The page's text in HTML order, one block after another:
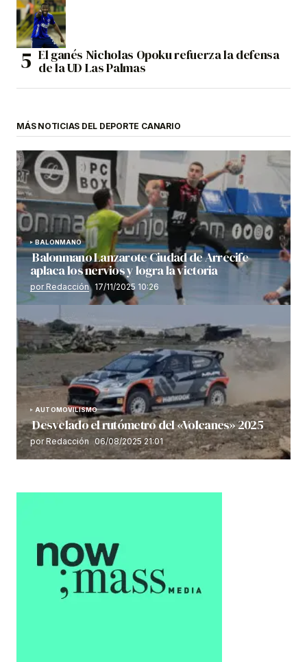
El ganés Nicholas Opoku refuerza la defensa
de la UD Las Palmas
MÁS NOTICIAS DEL DEPORTE CANARIO
BALONMANO
Balonmano Lanzarote Ciudad de Arrecife
aplaca los nervios y logra la victoria
por Redacción 17/11/2025 10:26
AUTOMOVILISMO
Desvelado el rutómetro del «Volcanes» 2025
por Redacción 06/08/2025 21:01